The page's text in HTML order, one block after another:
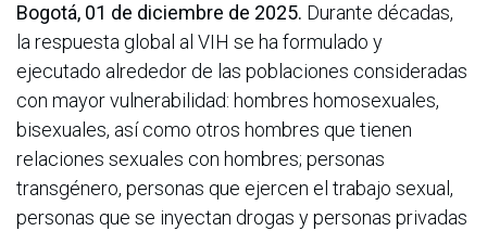
Bogotá, 01 de diciembre de 2025. Durante décadas,
la respuesta global al VIH se ha formulado y
ejecutado alrededor de las poblaciones consideradas
con mayor vulnerabilidad: hombres homosexuales,
bisexuales, así como otros hombres que tienen
relaciones sexuales con hombres; personas
transgénero, personas que ejercen el trabajo sexual,
personas que se inyectan drogas y personas privadas